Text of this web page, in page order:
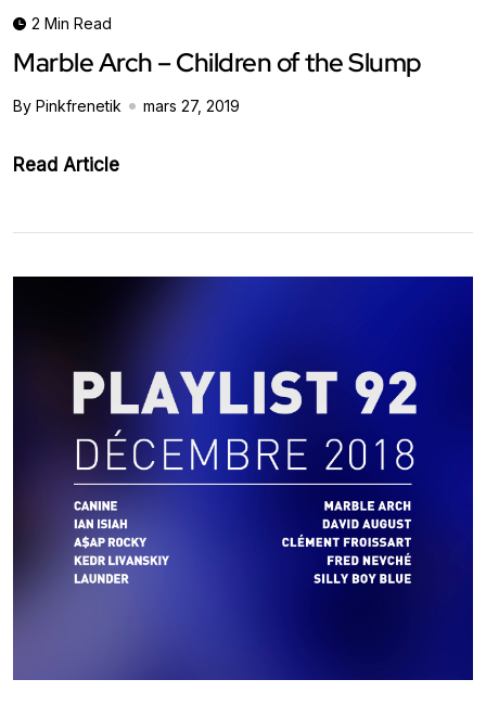
2 Min Read
Marble Arch – Children of the Slump
By Pinkfrenetik mars 27, 2019
Read Article